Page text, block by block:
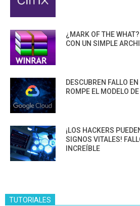
¿MARK OF THE
CON UN SIMPLE
DESCUBREN FALLO
ROMPE EL MODELO
¡LOS HACKERS
SIGNOS VITALES!
INCREÍBLE
TUTORIALES